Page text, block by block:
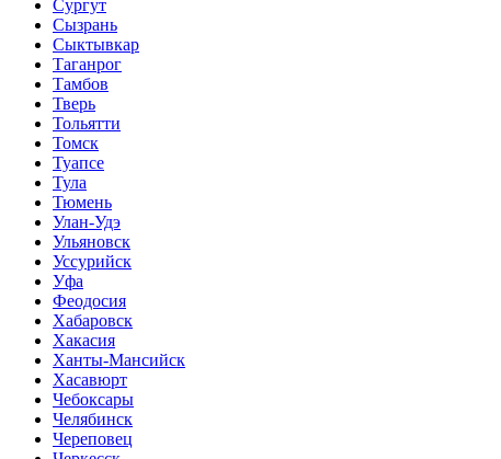
Сургут
Сызрань
Сыктывкар
Таганрог
Тамбов
Тверь
Тольятти
Томск
Туапсе
Тула
Тюмень
Улан-Удэ
Ульяновск
Уссурийск
Уфа
Феодосия
Хабаровск
Хакасия
Ханты-Мансийск
Хасавюрт
Чебоксары
Челябинск
Череповец